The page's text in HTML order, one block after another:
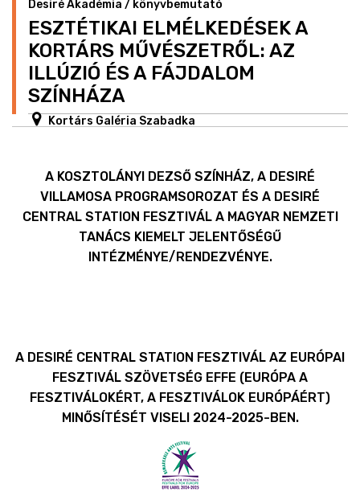
Desiré Akadémia / könyvbemutató
ESZTÉTIKAI ELMÉLKEDÉSEK A
KORTÁRS MŰVÉSZETRŐL: AZ
ILLÚZIÓ ÉS A FÁJDALOM
SZÍNHÁZA
Kortárs Galéria Szabadka
A KOSZTOLÁNYI DEZSŐ SZÍNHÁZ, A DESIRÉ
VILLAMOSA PROGRAMSOROZAT ÉS A DESIRÉ
CENTRAL STATION FESZTIVÁL A MAGYAR NEMZETI
TANÁCS KIEMELT JELENTŐSÉGŰ
INTÉZMÉNYE/RENDEZVÉNYE.
A DESIRÉ CENTRAL STATION FESZTIVÁL AZ EURÓPAI
FESZTIVÁL SZÖVETSÉG EFFE (EURÓPA A
FESZTIVÁLOKÉRT, A FESZTIVÁLOK EURÓPÁÉRT)
MINŐSÍTÉSÉT VISELI 2024-2025-BEN.